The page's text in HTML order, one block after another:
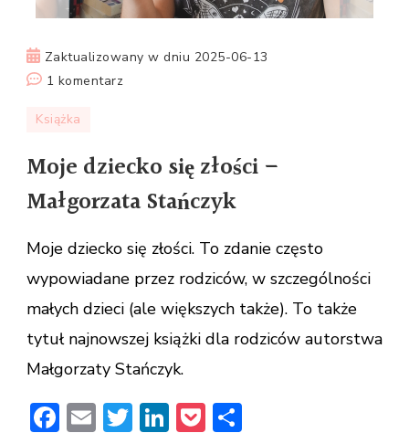
Zaktualizowany w dniu 2025-06-13
1 komentarzdo
złości
–
Stańczyk
Książka
Moje dziecko się złości –
Małgorzata Stańczyk
Moje dziecko się złości. To zdanie często
wypowiadane przez rodziców, w szczególności
małych dzieci (ale większych także). To także
tytuł najnowszej książki dla rodziców autorstwa
Małgorzaty Stańczyk.
Facebook
EmailTwitter
LinkedIn
Pocket